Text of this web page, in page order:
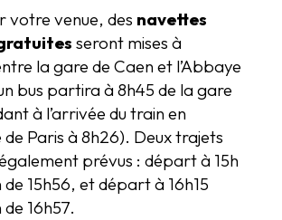
votre venue, des navettes
seront mises à
la gare de Caen et l’Abbaye
bus partira à 8h45 de la gare
à l’arrivée du train en
Paris à 8h26). Deux trajets
prévus : départ à 15h
15h56, et départ à 16h15
16h57.